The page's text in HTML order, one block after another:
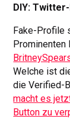
DIY:
Fake-Profile
Prominenten
Welche ist
die Verified-
macht es
Button zu